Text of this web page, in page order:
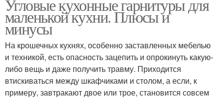
Угловые кухонные гарнитуры для
маленькой кухни. Плюсы и
минусы
На крошечных кухнях, особенно заставленных мебелью
и техникой, есть опасность зацепить и опрокинуть какую-
либо вещь и даже получить травму. Приходится
втискиваться между шкафчиками и столом, а если, к
примеру, завтракают двое или трое, становится совсем